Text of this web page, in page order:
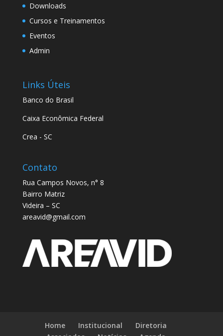
Downloads
Cursos e Treinamentos
Eventos
Admin
Links Úteis
Banco do Brasil
Caixa Econômica Federal
Crea - SC
Contato
Rua Campos Novos, n° 8
Bairro Matriz
Videira – SC
areavid@gmail.com
Home Institucional
Diretoria